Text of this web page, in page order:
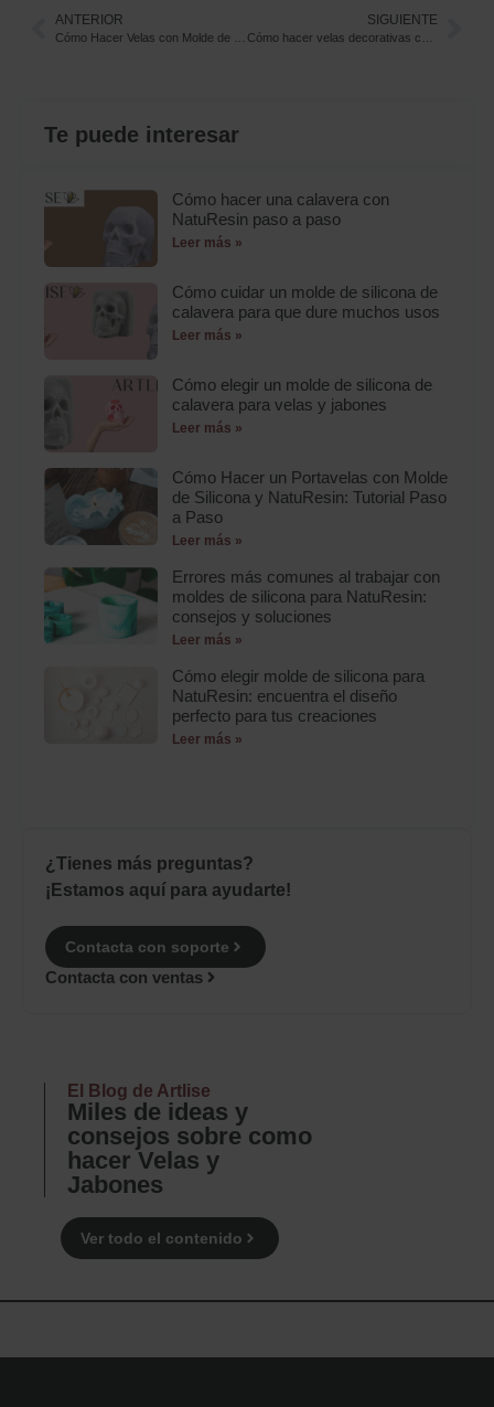
ANTERIOR SIGUIENTE
Te puede interesar
Cómo hacer una calavera con
NatuResin paso a paso
Leer más »
Cómo cuidar un molde de silicona de
calavera para que dure muchos usos
Leer más »
Cómo elegir un molde de silicona de
calavera para velas y jabones
Leer más »
Cómo Hacer un Portavelas con Molde
de Silicona y NatuResin: Tutorial Paso
a Paso
Leer más »
Errores más comunes al trabajar con
moldes de silicona para NatuResin:
consejos y soluciones
Leer más »
Cómo elegir molde de silicona para
NatuResin: encuentra el diseño
perfecto para tus creaciones
Leer más »
¿Tienes más preguntas?
¡Estamos aquí para ayudarte!
Contacta con soporte
Contacta con ventas
El Blog de Artlise
Miles de ideas y
consejos sobre como
hacer Velas y
Jabones
Ver todo el contenido